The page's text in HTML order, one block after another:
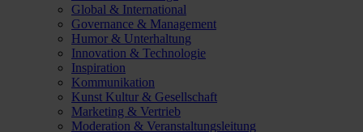
Global & International
Governance & Management
Humor & Unterhaltung
Innovation & Technologie
Inspiration
Kommunikation
Kunst Kultur & Gesellschaft
Marketing & Vertrieb
Moderation & Veranstaltungsleitung